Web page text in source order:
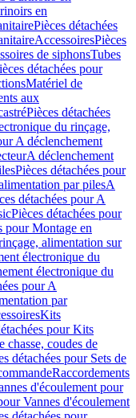
en
Pièces détachées
AccessoiresPièces
de siphonsTubes
détachées pour
Matériel de
aux
Pièces détachées
du rinçage,
A déclenchement
A déclenchement
Pièces détachées pour
par pilesA
détachées pour A
Pièces détachées pour
pour Montage en
alimentation sur
électronique du
électronique du
pour A
par
Kits
pour Kits
chasse, coudes de
détachées pour Sets de
Raccordements
d'écoulement pour
Vannes d'écoulement